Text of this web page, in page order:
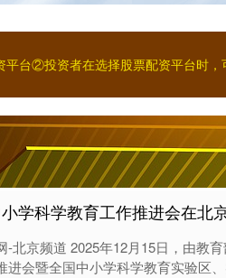
台②投资者在选择股票配资平台时
学科学教育工作推进会在北
-北京频道 2025年12月15日，由教
进会暨全国中小学科学教育实验区